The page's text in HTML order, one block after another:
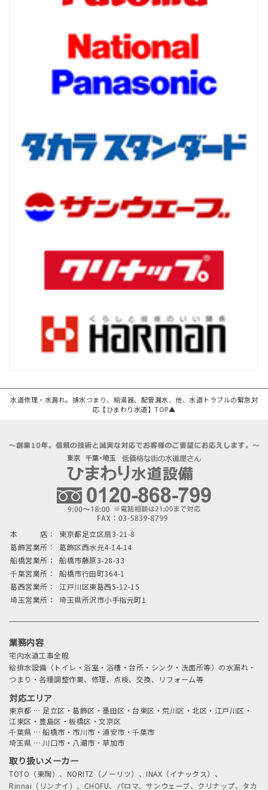
水道修理・水漏れ。排水つまり、給湯器、配管漏水、他、水道トラブルの緊急対
応【ひまわり水道】TOP▲
本 店：
東京都足立区扇3-21-8
葛飾営業所：
葛飾区西水元4-14-14
船橋営業所：
船橋市藤原3-28-33
千葉営業所：
船橋市行田町364-1
葛西営業所：
江戸川区東葛西5-12-15
埼玉営業所：
埼玉県所沢市小手指元町1
業務内容
宅内水道工事全般
給排水設備（トイレ・浴室・浴槽・台所・シンク・洗面所等）の水漏れ・
つまり・各種調整作業、修理、点検、交換、リフォーム等
対応エリア
東京都 … 足立区・葛飾区・墨田区・台東区・荒川区・北区・江戸川区・
江東区・豊島区・板橋区・文京区
千葉県 … 船橋市・市川市・浦安市・千葉市
埼玉県 … 川口市・八潮市・草加市
取り扱いメーカー
TOTO（東陶）、NORITZ（ノーリツ）、INAX（イナックス）、
Rinnai（リンナイ）、CHOFU、パロマ、サンウェーブ、クリナップ、タカ